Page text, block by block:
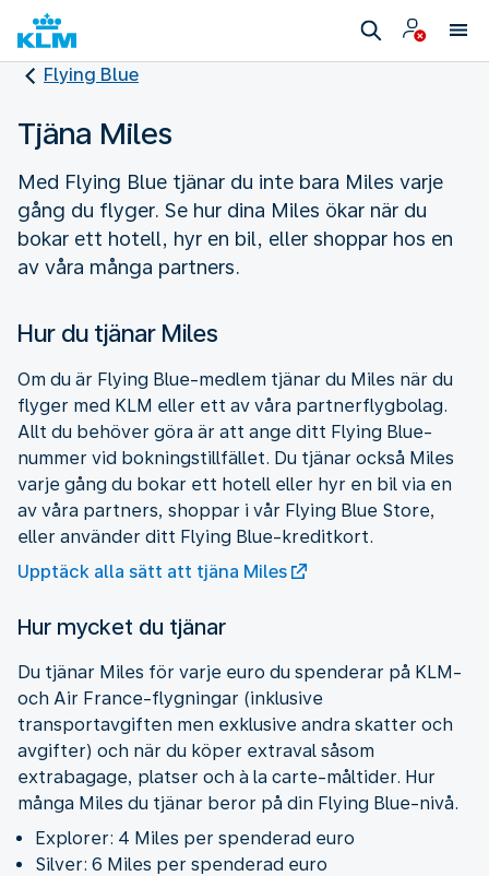
Flying Blue
Tjäna Miles
Med Flying Blue tjänar du inte bara Miles varje
gång du flyger. Se hur dina Miles ökar när du
bokar ett hotell, hyr en bil, eller shoppar hos en
av våra många partners.
Hur du tjänar Miles
Om du är Flying Blue-medlem tjänar du Miles när du
flyger med KLM eller ett av våra partnerflygbolag.
Allt du behöver göra är att ange ditt Flying Blue-
nummer vid bokningstillfället. Du tjänar också Miles
varje gång du bokar ett hotell eller hyr en bil via en
av våra partners, shoppar i vår Flying Blue Store,
eller använder ditt Flying Blue-kreditkort.
Upptäck alla sätt att tjäna Miles
Hur mycket du tjänar
Du tjänar Miles för varje euro du spenderar på KLM-
och Air France-flygningar (inklusive
transportavgiften men exklusive andra skatter och
avgifter) och när du köper extraval såsom
extrabagage, platser och à la carte-måltider. Hur
många Miles du tjänar beror på din Flying Blue-nivå.
Explorer: 4 Miles per spenderad euro
Silver: 6 Miles per spenderad euro